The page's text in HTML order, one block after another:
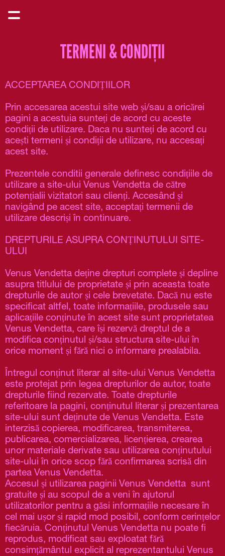
TERMENI & CONDIȚII
ACCEPTAREA CONDIȚIILOR
Prin accesarea acestui site web și/sau a oricărei
pagini a acestuia sunteți de acord cu aceste
condiții de utilizare. Daca nu sunteți de acord cu
acești termeni și condiții de utilizare, nu accesați
acest site.
Prezentele conditii generale definesc condițiile de
utilizare a site-ului Venus Vendetta de către
potențialii vizitatori sau clienți. Accesând și
navigând pe acest site, acceptați termenii de
utilizare descriși în continuare.
DREPTURILE ASUPRA CONȚINUTULUI SITE-
ULUI
Venus Vendetta deține drepturi complete și depline
asupra titlului de proprietate și prin aceasta toate
drepturile de autor și cele brevetate. Dacă nu este
specificat altfel, toate informațiile, produsele sau
aplicațiile conținute în acest site sunt proprietatea
Venus Vendetta, care își rezervă dreptul de a
modifica conținutul și/sau structura site-ului în
orice moment și fără nici o informare prealabila.
Întregul conținut literar al site-ului Venus Vendetta
este protejat prin legea drepturilor de autor, toate
drepturile fiind rezervate. Toate drepturile
referitoare la pagini, conținutul literar și prezentarea
site-ului sunt deținute de Venus Vendetta. Este
interzisă copierea, modificarea, transmiterea,
publicarea, comercializarea, licențierea, crearea
unor materiale derivate sau utilizarea conținutului
site-ului în orice scop fără confirmarea scrisă din
partea Venus Vendetta.
Accesul și utilizarea paginii Venus Vendetta  sunt
gratuite și au scopul de a veni în ajutorul
utilizatorilor pentru a găsi informațiile necesare în
cel mai ușor și rapid mod posibil, conform cerințelor
fiecăruia. Conținutul Venus Vendetta nu poate fi
reprodus, modificat sau exploatat fără
consimțământul explicit al reprezentantului Venus